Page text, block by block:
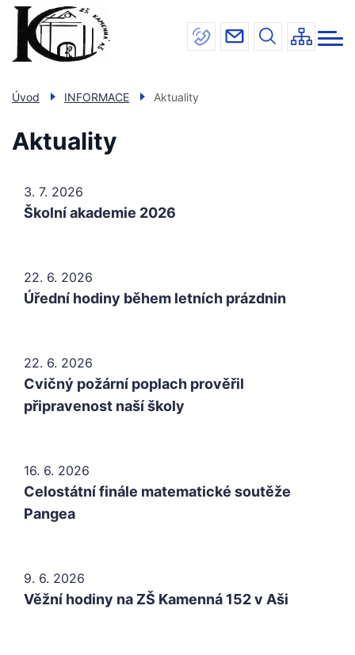
Přejít
hlavnímu
Menu
navigace
INFORMACE
ŠKOLA
ÚŘEDNÍ DESKA
Úvod INFORMACE Aktuality
Aktuality
3. 7. 2026
Školní akademie 2026
22. 6. 2026
Úřední hodiny během letních prázdnin
22. 6. 2026
Cvičný požární poplach prověřil
připravenost naší školy
16. 6. 2026
Celostátní finále matematické soutěže
Pangea
9. 6. 2026
Věžní hodiny na ZŠ Kamenná 152 v Aši